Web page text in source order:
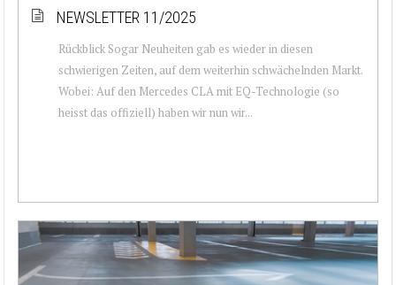
NEWSLETTER 11/2025
Rückblick Sogar Neuheiten gab es wieder in diesen
schwierigen Zeiten, auf dem weiterhin schwächelnden Markt.
Wobei: Auf den Mercedes CLA mit EQ-Technologie (so
heisst das offiziell) haben wir nun wir...